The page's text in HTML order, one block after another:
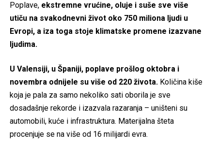
Poplave, ekstremne vrućine, oluje i suše sve više
utiču na svakodnevni život oko 750 miliona ljudi u
Evropi, a iza toga stoje klimatske promene izazvane
ljudima.
U Valensiji, u Španiji, poplave prošlog oktobra i
novembra odnijele su više od 220 života. Količina kiše
koja je pala za samo nekoliko sati oborila je sve
dosadašnje rekorde i izazvala razaranja – uništeni su
automobili, kuće i infrastruktura. Materijalna šteta
procenjuje se na više od 16 milijardi evra.